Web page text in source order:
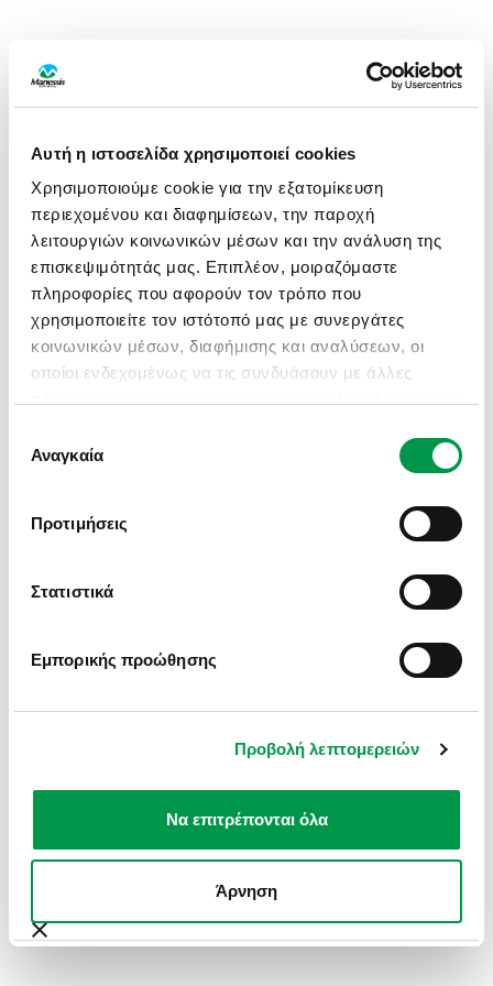
Αυτή η ιστοσελίδα χρησιμοποιεί cookies
Χρησιμοποιούμε cookie για την εξατομίκευση
περιεχομένου και διαφημίσεων, την παροχή
λειτουργιών κοινωνικών μέσων και την ανάλυση της
επισκεψιμότητάς μας. Επιπλέον, μοιραζόμαστε
πληροφορίες που αφορούν τον τρόπο που
χρησιμοποιείτε τον ιστότοπό μας με συνεργάτες
κοινωνικών μέσων, διαφήμισης και αναλύσεων, οι
οποίοι ενδεχομένως να τις συνδυάσουν με άλλες
χρήση των υπηρεσιών τους.
συγκατάθεσης
Αναγκαία
Προτιμήσεις
Στατιστικά
Εμπορικής προώθησης
Προβολή λεπτομερειών
Να επιτρέπονται όλα
Άρνηση
APPLICATION ERROR: A CLIENT-SIDE EXCEPTION HAS